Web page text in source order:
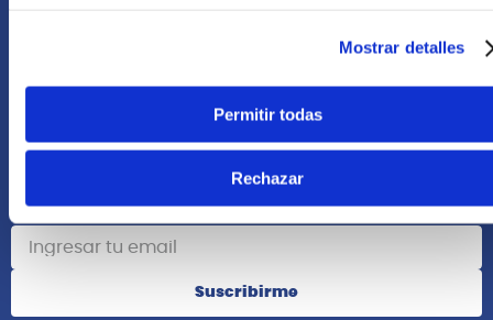
Mostrar detalles
Permitir todas
Rechazar
Suscribete
Suscribirme